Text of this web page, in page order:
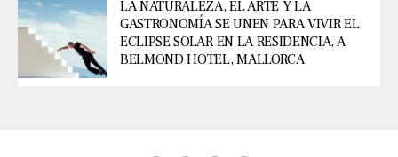
LA NATURALEZA, EL ARTE Y LA
GASTRONOMÍA SE UNEN PARA VIVIR EL
ECLIPSE SOLAR EN LA RESIDENCIA, A
BELMOND HOTEL, MALLORCA